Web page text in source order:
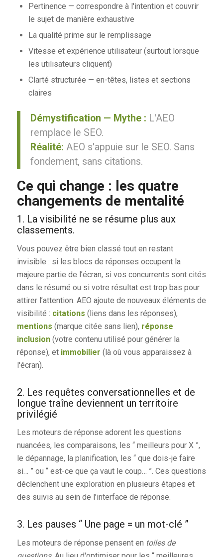
Pertinence — correspondre à l'intention et couvrir
le sujet de manière exhaustive
La qualité prime sur le remplissage
Vitesse et expérience utilisateur (surtout lorsque
les utilisateurs cliquent)
Clarté structurée — en-têtes, listes et sections
claires
Démystification — Mythe : L'AEO
remplace le SEO.
Réalité: AEO s'appuie sur le SEO. Sans
fondement, sans citations.
Ce qui change : les quatre
changements de mentalité
1. La visibilité ne se résume plus aux
classements.
Vous pouvez être bien classé tout en restant
invisible : si les blocs de réponses occupent la
majeure partie de l’écran, si vos concurrents sont cités
dans le résumé ou si votre résultat est trop bas pour
attirer l’attention. AEO ajoute de nouveaux éléments de
visibilité : citations (liens dans les réponses),
mentions (marque citée sans lien), réponse
inclusion(votre contenu utilisé pour générer la
réponse), et immobilier (là où vous apparaissez à
l'écran).
2. Les requêtes conversationnelles et de
longue traîne deviennent un territoire
privilégié
Les moteurs de réponse adorent les questions
nuancées, les comparaisons, les “ meilleurs pour X ”,
le dépannage, la planification, les “ que dois-je faire
si… ” ou “ est-ce que ça vaut le coup… ”. Ces questions
déclenchent une exploration en plusieurs étapes et
des suivis au sein de l’interface de réponse.
3. Les pauses “ Une page = un mot-clé ”
Les moteurs de réponse pensent en toiles de